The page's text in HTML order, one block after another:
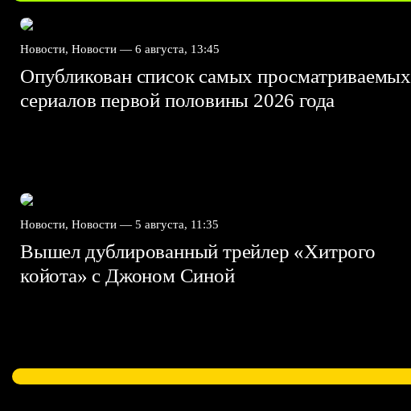
Новости, Новости — 6 августа, 13:45
Опубликован список самых просматриваемых
сериалов первой половины 2026 года
Новости, Новости — 5 августа, 11:35
Вышел дублированный трейлер «Хитрого
койота» с Джоном Синой